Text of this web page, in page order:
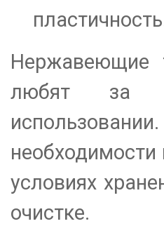
Нержавеющие
любят за
условиях
очистке.